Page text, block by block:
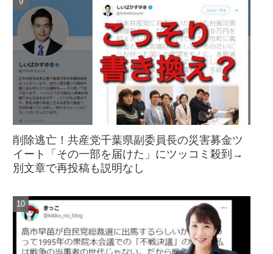
削除逃亡！共産党千葉県副委員長の災害募金ツ
イート「その一部を届けた」にツッコミ殺到→
別文章で再投稿も説明なし